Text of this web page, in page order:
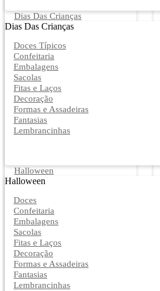
Dias Das Crianças
Dias Das Crianças
Doces Típicos
Confeitaria
Embalagens
Sacolas
Fitas e Laços
Decoração
Formas e Assadeiras
Fantasias
Lembrancinhas
Halloween
Halloween
Doces
Confeitaria
Embalagens
Sacolas
Fitas e Laços
Decoração
Formas e Assadeiras
Fantasias
Lembrancinhas